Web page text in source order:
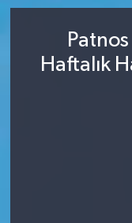
Patnos
Haftalık
Tüm
Son Dakika